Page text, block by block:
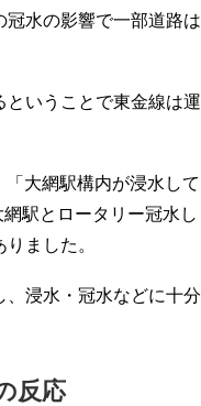
水の影響で一部道路は
いうことで東金線は運
大網駅構内が浸水して
駅とロータリー冠水し
ました。
浸水・冠水などに十分
反応